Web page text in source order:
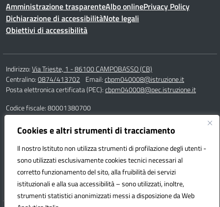
Cookies e altri strumenti di tracciamento
Il nostro Istituto non utilizza strumenti di profilazione degli utenti -
sono utilizzati esclusivamente cookies tecnici necessari al
corretto funzionamento del sito, alla fruibilità dei servizi
istituzionali e alla sua accessibilità – sono utilizzati, inoltre,
strumenti statistici anonimizzati messi a disposizione da Web
Amministrazione trasparenteAlbo onlinePrivacy Policy
Dichiarazione di accessibilitàNote legali
Obiettivi di accessibilità
Indirizzo:Via Trieste, 1 - 86100 CAMPOBASSO (CB)
Centralino:0874/413702 Email:cbpm040008@istruzione.it
Posta elettronica certificata (PEC):cbpm040008@pec.istruzione.it
Codice fiscale: 80001380700
Codice meccanografico:CBPM040008
Codice Indice delle Pubbliche Amministrazioni (IPA): istsc_cbpm040008
Responsabile della trasmissione e pubblicazione di documenti
informazioni e dati ex. Art. 10 d.lgs 33/2013 ss.mm.ii. – d.lgs 97/2016
dott.ssa Adelaide Villa